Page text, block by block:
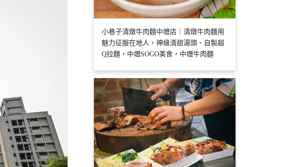
小巷子清燉牛肉麵中壢店｜清燉牛肉麵用
魅力征服在地人，神級清甜湯頭、自製超
Q拉麵，中壢SOGO美食，中壢牛肉麵